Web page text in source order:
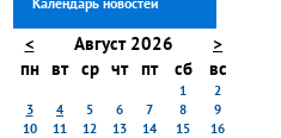
< Август 2026
>
пн вт ср чт пт сб вс
1
2
3
4 5 6 7 8
9
10
11 12 13 14 15
16